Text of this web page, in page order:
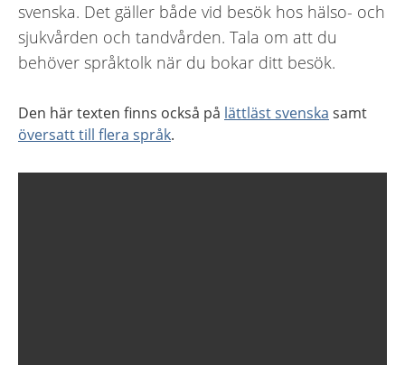
svenska. Det gäller både vid besök hos hälso- och
sjukvården och tandvården. Tala om att du
behöver språktolk när du bokar ditt besök.
Den här texten finns också på lättläst svenska samt
översatt till flera språk.